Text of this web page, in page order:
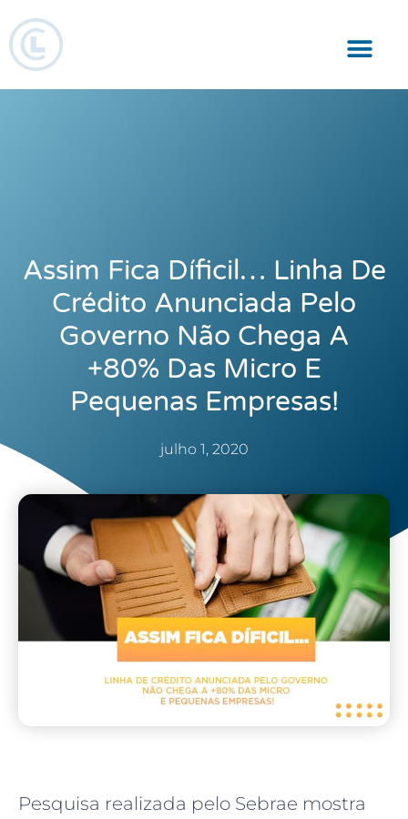
Assim Fica Díficil… Linha De
Crédito Anunciada Pelo
Governo Não Chega A
+80% Das Micro E
Pequenas Empresas!
julho 1, 2020
Pesquisa realizada pelo Sebrae mostra